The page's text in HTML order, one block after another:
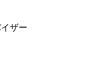
ザー